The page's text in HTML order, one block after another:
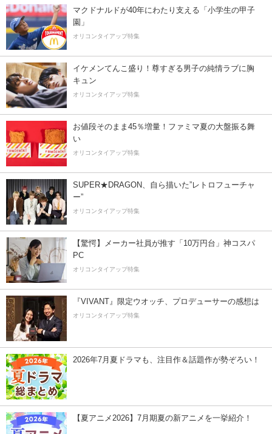
マクドナルドが40年にわたり支える「小学生の甲子
園」
オリコンタイアップ特集
イケメンてんこ盛り！尊すぎる男子の純情ラブに胸
キュン
オリコンタイアップ特集
お値段そのまま45％増量！ファミマ夏の大盤振る舞
い
オリコンタイアップ特集
SUPER★DRAGON、自ら描いた”レトロフューチャ
ー”
オリコンタイアップ特集
【驚愕】メーカー社員が推す「10万円台」神コスパ
PC
オリコンタイアップ特集
『VIVANT』限定ウオッチ、プロデューサーの感想は
オリコンタイアップ特集
2026年7月夏ドラマも、注目作＆話題作が勢ぞろい！
【夏アニメ2026】7月期夏の新アニメを一挙紹介！